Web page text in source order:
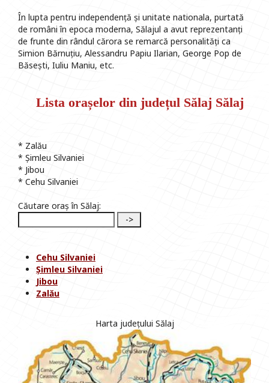
În lupta pentru independență și unitate nationala, purtată
de români în epoca moderna, Sălajul a avut reprezentanți
de frunte din rândul cărora se remarcă personalități ca
Simion Bărnuțiu, Alessandru Papiu Ilarian, George Pop de
Băsești, Iuliu Maniu, etc.
Lista orașelor din județul Sălaj Sălaj
* Zalău
* Șimleu Silvaniei
* Jibou
* Cehu Silvaniei
Căutare oraș în Sălaj:
Cehu Silvaniei
Șimleu Silvaniei
Jibou
Zalău
Harta județului Sălaj